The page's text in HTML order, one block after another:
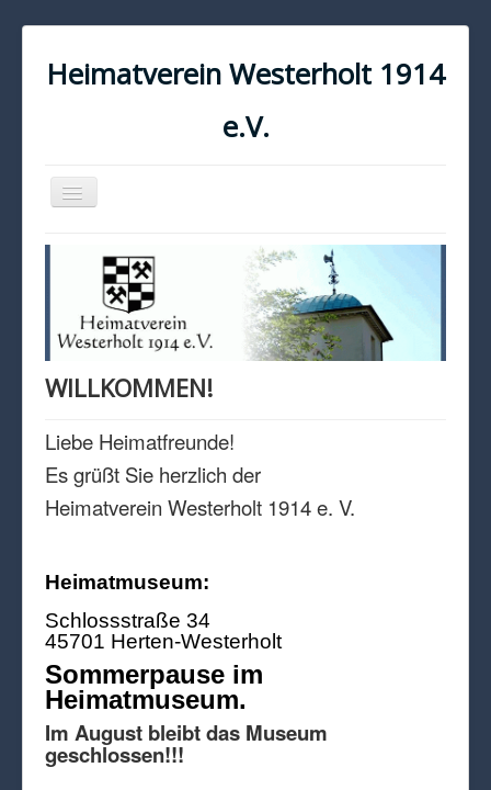
Heimatverein Westerholt 1914
e.V.
Navigation
an/aus
KONTAKT
IMPRESSUM
DATENSCHUTZ
WILLKOMMEN!
Liebe Heimatfreunde!
Es grüßt Sie herzlich der
Heimatverein Westerholt 1914 e. V.
Heimatmuseum:
Schlossstraße 34
45701 Herten-Westerholt
Sommerpause im
Heimatmuseum.
Im August bleibt das Museum
geschlossen!!!